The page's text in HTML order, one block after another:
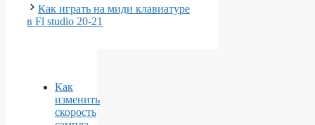
Как играть на миди клавиатуре
в Fl studio 20-21
Как
изменить
скорость